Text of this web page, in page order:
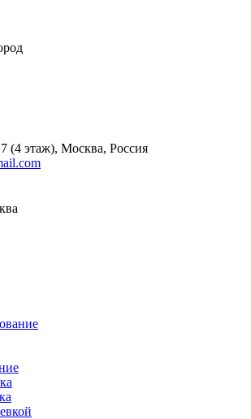
(4 этаж), Москва, Россия